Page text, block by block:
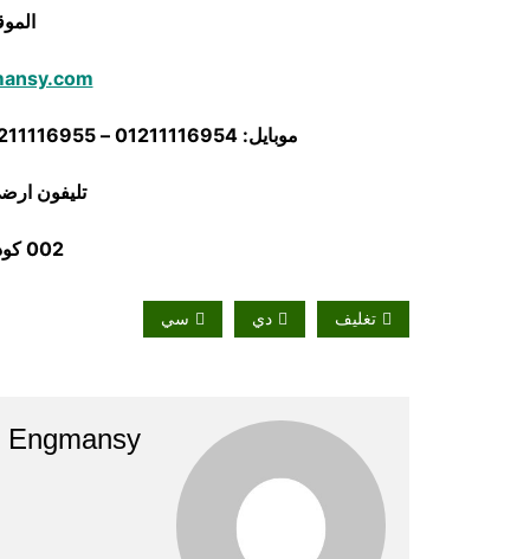
موبايل: 01211116954 – 01211116955 – 01211116956 – – 01211116958
تليفون ارضي
002 كود مصر قبل الرقم
تغليف دي سي
Engmansy